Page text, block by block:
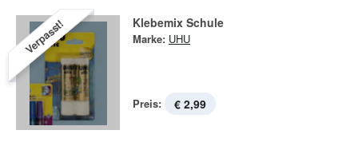
Verpasst! Klebemix Schule
Marke: UHU
Preis: € 2,99